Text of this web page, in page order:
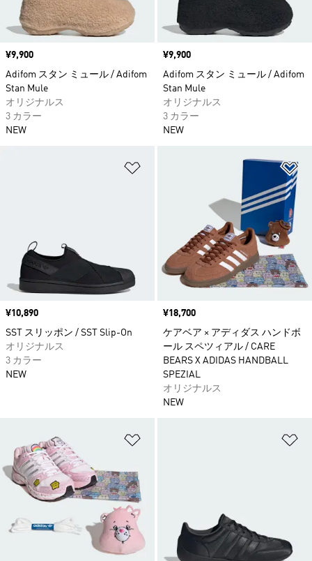
価格
¥9,900
Adifom スタン ミュール / Adifom
Stan Mule
オリジナルス
3 カラー
NEW
価格
¥9,900
Adifom スタン ミュール / Adifom
Stan Mule
オリジナルス
3 カラー
NEW
ほしいものリストに追加
価格
¥10,890
SST スリッポン / SST Slip-On
オリジナルス
3 カラー
NEW
価格
¥18,700
ケアベア × アディダス ハンドボ
ール スペツィアル / CARE
BEARS X ADIDAS HANDBALL
SPEZIAL
オリジナルス
NEW